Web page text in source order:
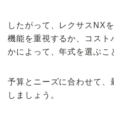
したがって、レクサスNX
機能を重視するか、コスト
かによって、年式を選ぶこ
予算とニーズに合わせて、
しましょう。